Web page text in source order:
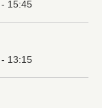
15:45
13:15